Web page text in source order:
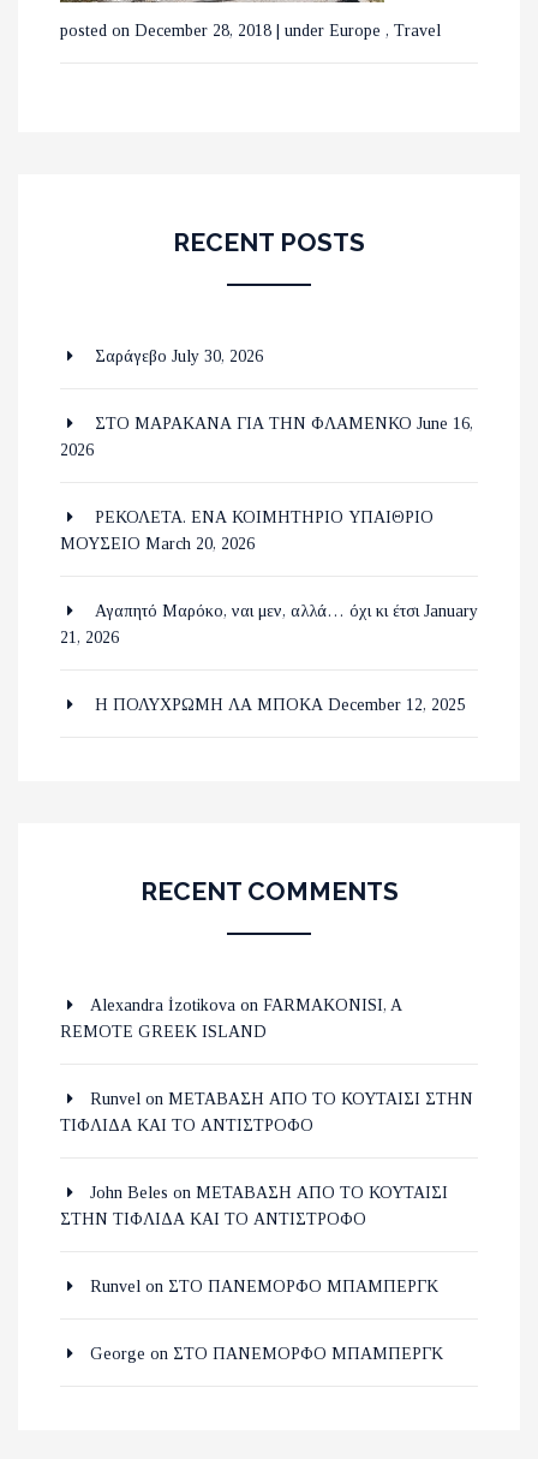
posted on December 28, 2018 under Europe , Travel
RECENT POSTS
Σαράγεβο July 30, 2026
ΣΤΟ ΜΑΡΑΚΑΝΑ ΓΙΑ ΤΗΝ ΦΛΑΜΕΝΚΟ June 16,
2026
ΡΕΚΟΛΕΤΑ. ΕΝΑ ΚΟΙΜΗΤΗΡΙΟ ΥΠΑΙΘΡΙΟ
ΜΟΥΣΕΙΟ March 20, 2026
Αγαπητό Μαρόκο, ναι μεν, αλλά… όχι κι έτσι January
21, 2026
Η ΠΟΛΥΧΡΩΜΗ ΛΑ ΜΠΟΚΑ December 12, 2025
RECENT COMMENTS
Alexandra İzotikova on FARMAKONISI, A
REMOTE GREEK ISLAND
Runvel on ΜΕΤΑΒΑΣΗ ΑΠΟ ΤΟ ΚΟΥΤΑΙΣΙ ΣΤΗΝ
ΤΙΦΛΙΔΑ ΚΑΙ ΤΟ ΑΝΤΙΣΤΡΟΦΟ
John Beles on ΜΕΤΑΒΑΣΗ ΑΠΟ ΤΟ ΚΟΥΤΑΙΣΙ
ΣΤΗΝ ΤΙΦΛΙΔΑ ΚΑΙ ΤΟ ΑΝΤΙΣΤΡΟΦΟ
Runvel on ΣΤΟ ΠΑΝΕΜΟΡΦΟ ΜΠΑΜΠΕΡΓΚ
George on ΣΤΟ ΠΑΝΕΜΟΡΦΟ ΜΠΑΜΠΕΡΓΚ